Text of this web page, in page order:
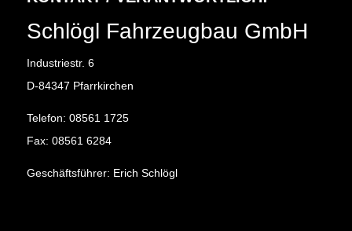
Schlögl Fahrzeugbau GmbH
Industriestr. 6
D-84347 Pfarrkirchen
Telefon: 08561 1725
Fax: 08561 6284
Geschäftsführer: Erich Schlögl